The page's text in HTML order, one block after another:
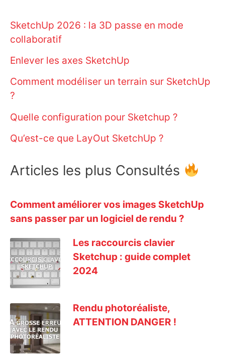
SketchUp 2026 : la 3D passe en mode
collaboratif
Enlever les axes SketchUp
Comment modéliser un terrain sur SketchUp
?
Quelle configuration pour Sketchup ?
Qu’est-ce que LayOut SketchUp ?
Articles les plus Consultés
Comment améliorer vos images SketchUp
sans passer par un logiciel de rendu ?
Les raccourcis clavier
Sketchup : guide complet
2024
Rendu photoréaliste,
ATTENTION DANGER !